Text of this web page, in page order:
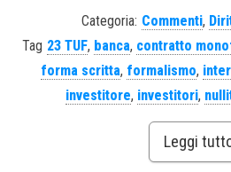
Categoria: Commenti,
Tag 23 TUF, banca, contratto
forma scritta, formalismo,
investitore, investitori,
Leggi